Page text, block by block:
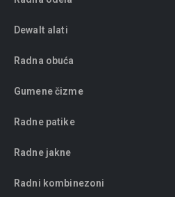
Dewalt alati
Radna obuća
Gumene čizme
Radne patike
Radne jakne
Radni kombinezoni